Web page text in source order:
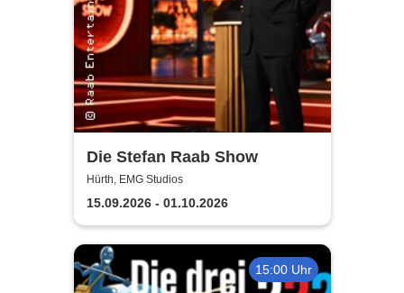
Die Stefan Raab Show
Hürth, EMG Studios
15.09.2026 - 01.10.2026
15:00 Uhr